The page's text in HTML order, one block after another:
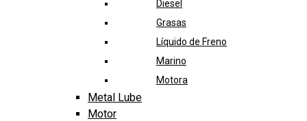
Diesel
Grasas
Líquido de Freno
Marino
Motora
Metal Lube
Motor